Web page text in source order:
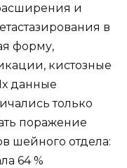
и
в
форму,
кистозные
данные
только
поражение
шейного отдела:
64 %